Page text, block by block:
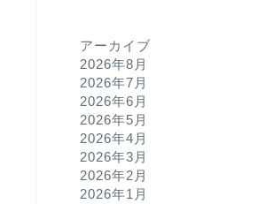
アーカイブ
2026年8月
2026年7月
2026年6月
2026年5月
2026年4月
2026年3月
2026年2月
2026年1月